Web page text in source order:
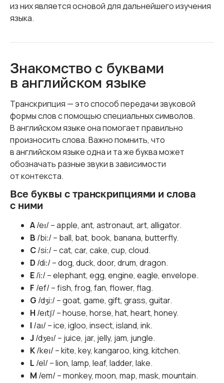
из них является основой для дальнейшего изучения
языка.
Знакомство с буквами
в английском языке
Транскрипция — это способ передачи звуковой
формы слов с помощью специальных символов.
В английском языке она помогает правильно
произносить слова. Важно помнить, что
в английском языке одна и та же буква может
обозначать разные звуки в зависимости
от контекста.
Все буквы с транскрипциями и слова
с ними
A/eɪ/ – apple, ant, astronaut, art, alligator.
B /biː/ – ball, bat, book, banana, butterfly.
C/siː/ – cat, car, cake, cup, cloud.
D /diː/ – dog, duck, door, drum, dragon.
E/iː/ – elephant, egg, engine, eagle, envelope.
F /ef/ – fish, frog, fan, flower, flag.
G /dʒiː/ – goat, game, gift, grass, guitar.
H /eɪtʃ/ – house, horse, hat, heart, honey.
I /aɪ/ – ice, igloo, insect, island, ink.
J /dʒeɪ/ – juice, jar, jelly, jam, jungle.
K/keɪ/ – kite, key, kangaroo, king, kitchen.
L /el/ – lion, lamp, leaf, ladder, lake.
M /em/ – monkey, moon, map, mask, mountain.